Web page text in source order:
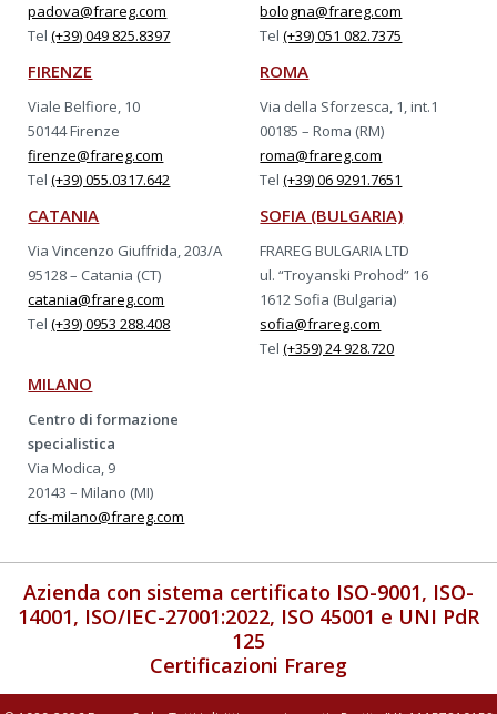
padova@frareg.com
Tel(+39) 049 825.8397
bologna@frareg.com
Tel(+39) 051 082.7375
FIRENZE
Viale Belfiore, 10
50144 Firenze
firenze@frareg.com
Tel(+39) 055.0317.642
ROMA
Via della Sforzesca, 1, int.1
00185 – Roma (RM)
roma@frareg.com
Tel(+39) 06 9291.7651
CATANIA
Via Vincenzo Giuffrida, 203/A
95128 – Catania (CT)
catania@frareg.com
Tel(+39) 0953 288.408
SOFIA (BULGARIA)
FRAREG BULGARIA LTD
ul. “Troyanski Prohod” 16
1612 Sofia (Bulgaria)
sofia@frareg.com
Tel(+359) 24 928.720
MILANO
Centro di formazione
specialistica
Via Modica, 9
20143 – Milano (MI)
cfs-milano@frareg.com
Azienda con sistema certificato ISO-9001, ISO-
14001, ISO/IEC-27001:2022, ISO 45001 e UNI PdR
125
Certificazioni Frareg